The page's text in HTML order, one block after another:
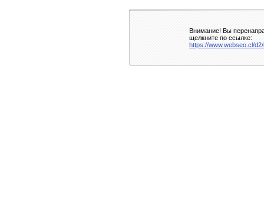
Внимание! Вы
щелкните по ссылке:
https://www.webseo.cl/